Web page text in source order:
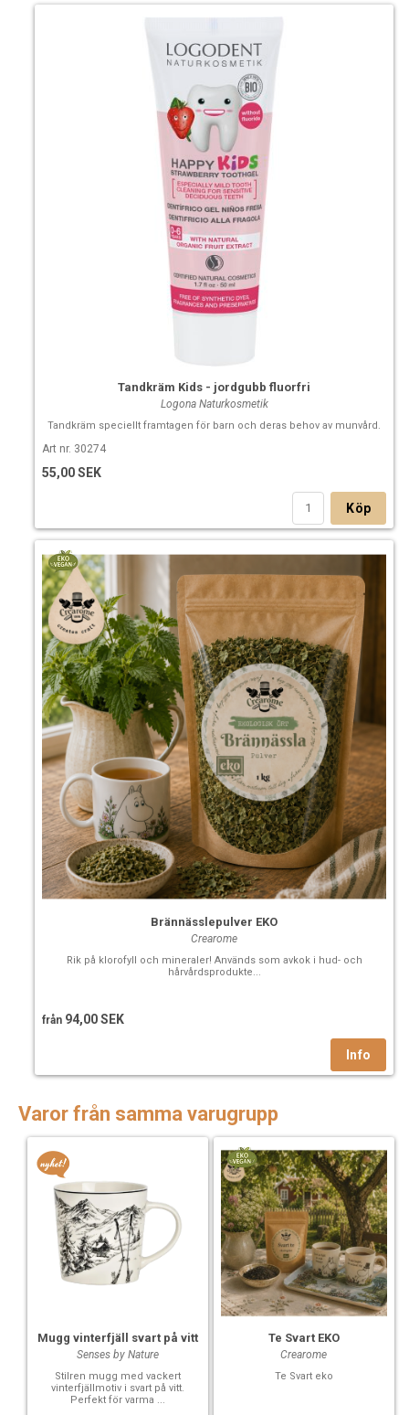
Tandkräm Kids - jordgubb fluorfri
Logona Naturkosmetik
Tandkräm speciellt framtagen för barn och deras behov av munvård.
Art nr. 30274
55,00 SEK
Köp
Brännässlepulver EKO
Crearome
Rik på klorofyll och mineraler! Används som avkok i hud- och
hårvårdsprodukte...
från 94,00 SEK
Varor från samma varugrupp
Mugg vinterfjäll svart på vitt
Senses by Nature
Stilren mugg med vackert
vinterfjällmotiv i svart på vitt.
Perfekt för varma ...
Te Svart EKO
Crearome
Te Svart eko